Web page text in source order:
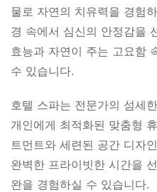
물로 자연의 치유력을 경험
경 속에서 심신의 안정감을
효능과 자연이 주는 고요함
수 있습니다.
호텔 스파는 전문가의 섬세
개인에게 최적화된 맞춤형
트먼트와 세련된 공간 디자
완벽한 프라이빗한 시간을
완을 경험하실 수 있습니다.